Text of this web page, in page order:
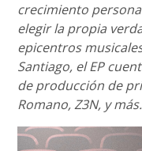
crecimiento
elegir la propia
epicentros
Santiago, el EP
de producción de
Romano, Z3N, y más.